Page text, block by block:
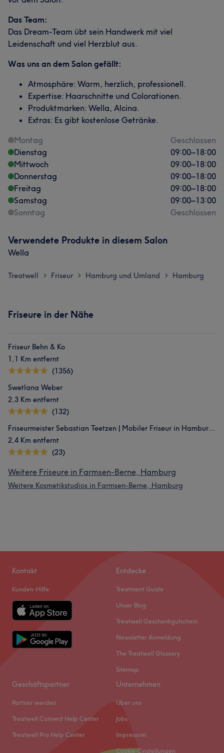
Das Team:
Das Dream-Team übt sein Handwerk mit viel
Leidenschaft und viel Herzblut aus.
Was uns an dem Salon gefällt:
Atmosphäre: Warm, herzlich, professionell.
Expertise: Haarschnitte und Colorationen.
Produktmarken: Wella, Alcina.
Extras: Es gibt kostenlose Getränke.
Montag
Geschlossen
Dienstag
09:00–18:00
Mittwoch
09:00–18:00
Donnerstag
09:00–18:00
Freitag
09:00–18:00
Samstag
09:00–13:00
Sonntag
Geschlossen
Verwendete Produkte in diesem Salon
Wella
Treatwell > Friseur > Hamburg und Umland > Hamburg
Friseure in der Nähe
Friseur Behn & Ko
1,1 Km entfernt
(1356)
Swetlana Weber
2,3 Km entfernt
(132)
Friseurmeister Sebastian Teetzen | Mobiler Friseur in Hamburg & Salontermine in Bramfeld
2,4 Km entfernt
(23)
Weitere Friseure in Farmsen-Berne, Hamburg
Weitere Kosmetikstudios in Farmsen-Berne, Hamburg
Kontakt
Kunden-Hilfe
Entdecke
Treatment Guide
Unser Blog
Treatwell Geschenkgutschein
Newsletter Anmeldung
The Treatwell Glossary
Sitemap
Geschäftspartner
Partner werden
Treatwell Connect Help Center
Treatwell Pro Help Center
Unternehmen
Über uns
Jobs
Impressum
Cookie-Einstellungen